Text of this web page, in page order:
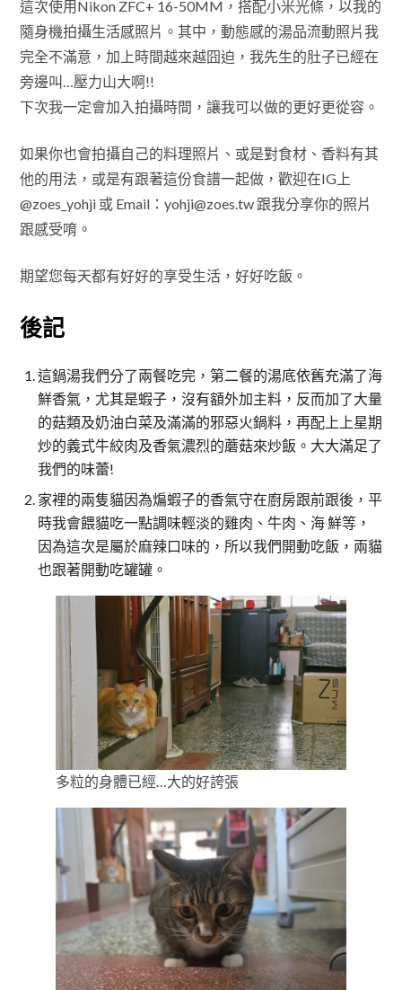
這次使用Nikon ZFC+ 16-50MM，搭配小米光條，以我的
隨身機拍攝生活感照片。其中，動態感的湯品流動照片我
完全不滿意，加上時間越來越囧迫，我先生的肚子已經在
旁邊叫…壓力山大啊!!
下次我一定會加入拍攝時間，讓我可以做的更好更從容。
如果你也會拍攝自己的料理照片、或是對食材、香料有其
他的用法，或是有跟著這份食譜一起做，歡迎在IG上
@zoes_yohji 或 Email：yohji@zoes.tw 跟我分享你的照片
跟感受唷。
期望您每天都有好好的享受生活，好好吃飯。
後記
這鍋湯我們分了兩餐吃完，第二餐的湯底依舊充滿了海
鮮香氣，尤其是蝦子，沒有額外加主料，反而加了大量
的菇類及奶油白菜及滿滿的邪惡火鍋料，再配上上星期
炒的義式牛絞肉及香氣濃烈的蘑菇來炒飯。大大滿足了
我們的味蕾!
家裡的兩隻貓因為煸蝦子的香氣守在廚房跟前跟後，平
時我會餵貓吃一點調味輕淡的雞肉、牛肉、海 鮮等，
因為這次是屬於麻辣口味的，所以我們開動吃飯，兩貓
也跟著開動吃罐罐。
多粒的身體已經…大的好誇張